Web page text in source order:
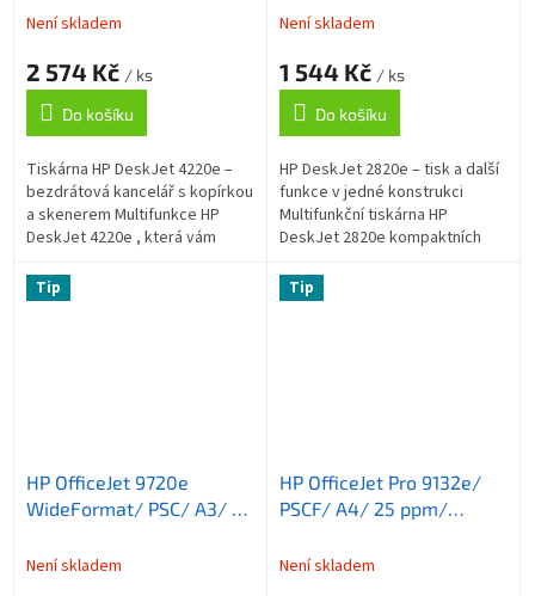
USB/ wifi/ BT/ HP-Smart/
Není skladem
2 574 Kč / ks
Do košíku
Tiskárna HP DeskJet 4220e –
bezdrátová kancelář s kopírkou
a skenerem Multifunkce HP
DeskJet 4220e , která vám
skenovat stránky vašich
dokumentů....
wifi/ HP-Smart/ AirPrint/
Není skladem
1 544 Kč / ks
Do košíku
HP DeskJet 2820e – tisk a další
funkce v jedné konstrukci
Multifunkční tiskárna HP
DeskJet 2820e kompaktních
vzezření, která vám nabídne
také funkce...
Tip
HP OfficeJet 9720e
WideFormat/ PSC/ A3/ 22
wifi/ USB/ LAN/ duplex/
Není skladem
Tip
HP OfficeJet Pro 9132e/
PSCF/ A4/ 25 ppm/
LAN/ DADF/ duplex/ HP
Není skladem